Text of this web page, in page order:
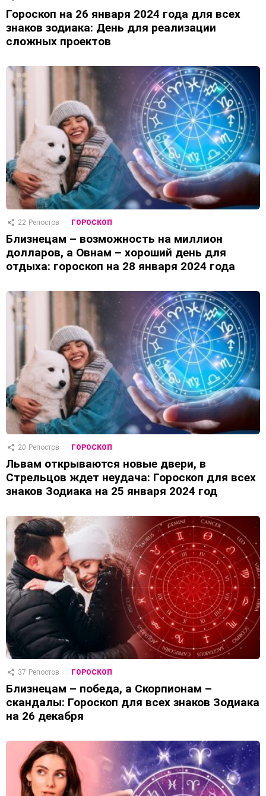
Гороскоп на 26 января 2024 года для всех
знаков зодиака: День для реализации
сложных проектов
22 Репостов ГОРОСКОП
Близнецам – возможность на миллион
долларов, а Овнам – хороший день для
отдыха: гороскоп на 28 января 2024 года
20 Репостов ГОРОСКОП
Львам открываются новые двери, в
Стрельцов ждет неудача: Гороскоп для всех
знаков Зодиака на 25 января 2024 год
37 Репостов ГОРОСКОП
Близнецам – победа, а Скорпионам –
скандалы: Гороскоп для всех знаков Зодиака
на 26 декабря